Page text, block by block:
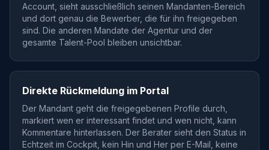
Account, sieht ausschließlich seinen Mandanten-Bereich
und dort genau die Bewerber, die für ihn freigegeben
sind. Die anderen Mandate der Agentur und der
gesamte Talent-Pool bleiben unsichtbar.
Direkte Rückmeldung im Portal
Der Mandant geht die freigegebenen Profile durch,
markiert wen er interessant findet und wen nicht, kann
Kommentare hinterlassen. Der Berater sieht den Status in
Echtzeit im Cockpit, kein Hin und Her per E-Mail, keine